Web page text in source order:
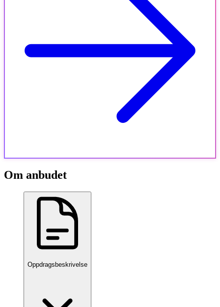
Om anbudet
Oppdragsbeskrivelse